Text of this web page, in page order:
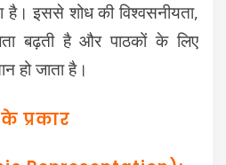
इससे शोध की विश्वसनीयता,
बढ़ती है और पाठकों के लिए
हो जाता है।
प्रकार